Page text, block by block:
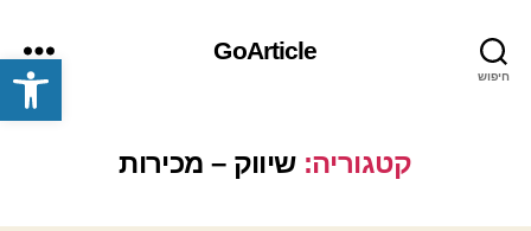
פתח סרגל נגישות חיפוש
GoArticle
תפריט
קטגוריה: שיווק – מכירות